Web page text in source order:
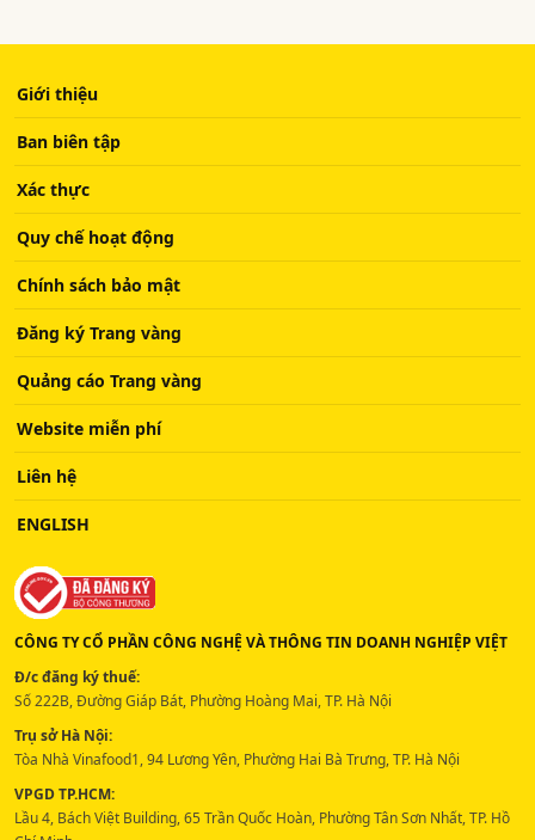
Giới thiệu
Ban biên tập
Xác thực
Quy chế hoạt động
Chính sách bảo mật
Đăng ký Trang vàng
Quảng cáo Trang vàng
Website miễn phí
Liên hệ
ENGLISH
CÔNG TY CỔ PHẦN CÔNG NGHỆ VÀ THÔNG TIN DOANH NGHIỆP VIỆT
Đ/c đăng ký thuế:
Số 222B, Đường Giáp Bát, Phường Hoàng Mai, TP. Hà Nội
Trụ sở Hà Nội:
Tòa Nhà Vinafood1, 94 Lương Yên, Phường Hai Bà Trưng, TP. Hà Nội
VPGD TP.HCM:
Lầu 4, Bách Việt Building, 65 Trần Quốc Hoàn, Phường Tân Sơn Nhất, TP. Hồ